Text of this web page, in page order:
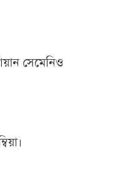
সেমেনিও